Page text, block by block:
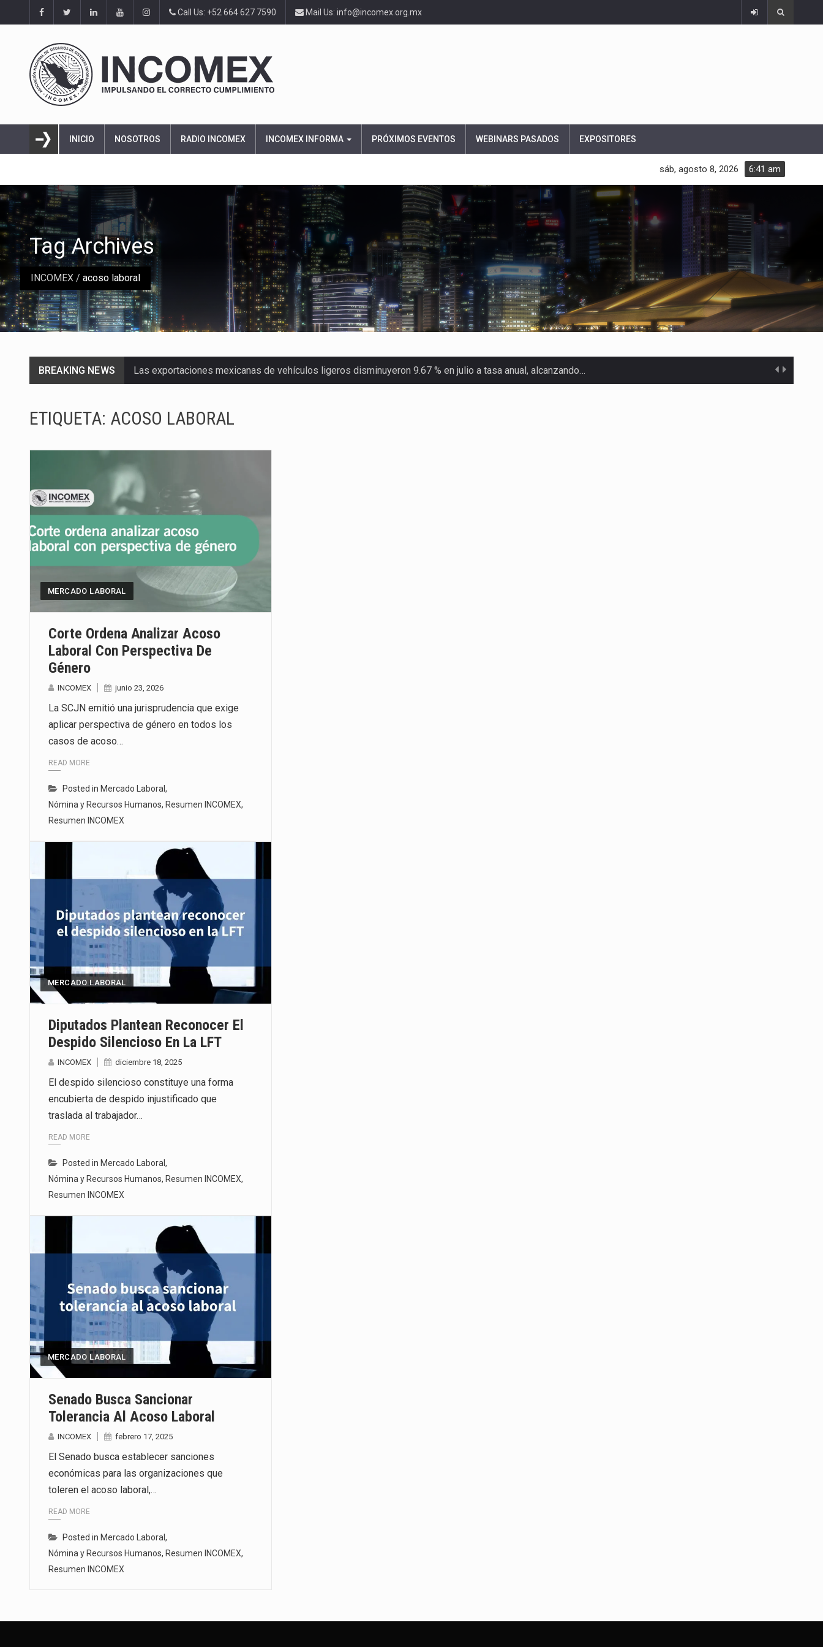
Call Us: +52 664 627 7590 Mail Us: info@incomex.org.mx
INICIO NOSOTROS RADIO INCOMEX INCOMEX INFORMA PRÓXIMOS EVENTOS WEBINARS PASADOS EXPOSITORES
6:41 am
sáb, agosto 8, 2026
INCOMEX / acoso laboral
Tag Archives
BREAKING NEWS Las exportaciones mexicanas de vehículos ligeros disminuyeron 9.67 % en julio a tasa anual, alcanzando…
La Coalition for a Prosperous America (CPA) solicitó al gobierno de Estados Unidos mantener e…
Ante la suspensión temporal de las inspecciones sanitarias del Departamento de Agricultura de Estados Unidos…
Los créditos fiscales determinados a empresas IMMEX rara vez nacen de una interpretación equivocada de…
La industria automotriz mexicana concentra más de la mitad de las quejas bajo el Mecanismo…
La inversión fija bruta en México registró un aumento de 1.1% interanual en mayo de…
El gobierno de Estados Unidos anunciará un arancel del 15 % sobre los productos fabricados…
ETIQUETA: ACOSO LABORAL
MERCADO LABORAL
Corte Ordena Analizar Acoso
Laboral Con Perspectiva De
Género
INCOMEX junio 23, 2026
La SCJN emitió una jurisprudencia que exige
aplicar perspectiva de género en todos los
casos de acoso…
READ MORE
Posted in Mercado Laboral ,
Nómina y Recursos Humanos, Resumen INCOMEX,
Resumen INCOMEX
MERCADO LABORAL
Diputados Plantean Reconocer El
Despido Silencioso En La LFT
INCOMEX diciembre 18, 2025
El despido silencioso constituye una forma
encubierta de despido injustificado que
traslada al trabajador…
READ MORE
Posted in Mercado Laboral ,
Nómina y Recursos Humanos, Resumen INCOMEX,
Resumen INCOMEX
MERCADO LABORAL
Senado Busca Sancionar
Tolerancia Al Acoso Laboral
INCOMEX febrero 17, 2025
El Senado busca establecer sanciones
económicas para las organizaciones que
toleren el acoso laboral,…
READ MORE
Posted in Mercado Laboral ,
Nómina y Recursos Humanos, Resumen INCOMEX,
Resumen INCOMEX